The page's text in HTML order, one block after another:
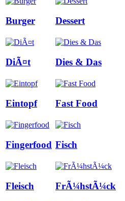
Burger Dessert
DiÃ¤t Dies & Das
Eintopf Fast Food
Fingerfood Fisch
Fleisch FrÃ¼hstÃ¼ck